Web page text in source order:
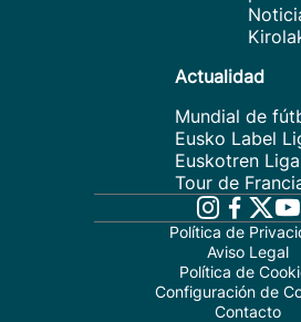
Actualidad
Mundial de
Eusko Label
Euskotren Liga
Tour de
Política de
Aviso Legal
Política de
Configuración de
Contacto